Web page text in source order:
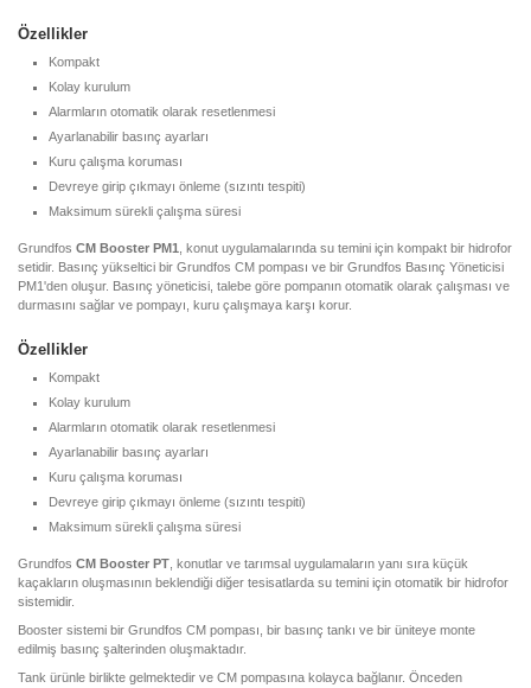
Özellikler
Kompakt
Kolay kurulum
Alarmların otomatik olarak resetlenmesi
Ayarlanabilir basınç ayarları
Kuru çalışma koruması
Devreye girip çıkmayı önleme (sızıntı tespiti)
Maksimum sürekli çalışma süresi
Grundfos CM Booster PM1 , konut uygulamalarında su temini için kompakt bir hidrofor
setidir. Basınç yükseltici bir Grundfos CM pompası ve bir Grundfos Basınç Yöneticisi
PM1'den oluşur. Basınç yöneticisi, talebe göre pompanın otomatik olarak çalışması ve
durmasını sağlar ve pompayı, kuru çalışmaya karşı korur.
Özellikler
Kompakt
Kolay kurulum
Alarmların otomatik olarak resetlenmesi
Ayarlanabilir basınç ayarları
Kuru çalışma koruması
Devreye girip çıkmayı önleme (sızıntı tespiti)
Maksimum sürekli çalışma süresi
Grundfos CM Booster PT , konutlar ve tarımsal uygulamaların yanı sıra küçük
kaçakların oluşmasının beklendiği diğer tesisatlarda su temini için otomatik bir hidrofor
sistemidir.
Booster sistemi bir Grundfos CM pompası, bir basınç tankı ve bir üniteye monte
edilmiş basınç şalterinden oluşmaktadır.
Tank ürünle birlikte gelmektedir ve CM pompasına kolayca bağlanır. Önceden